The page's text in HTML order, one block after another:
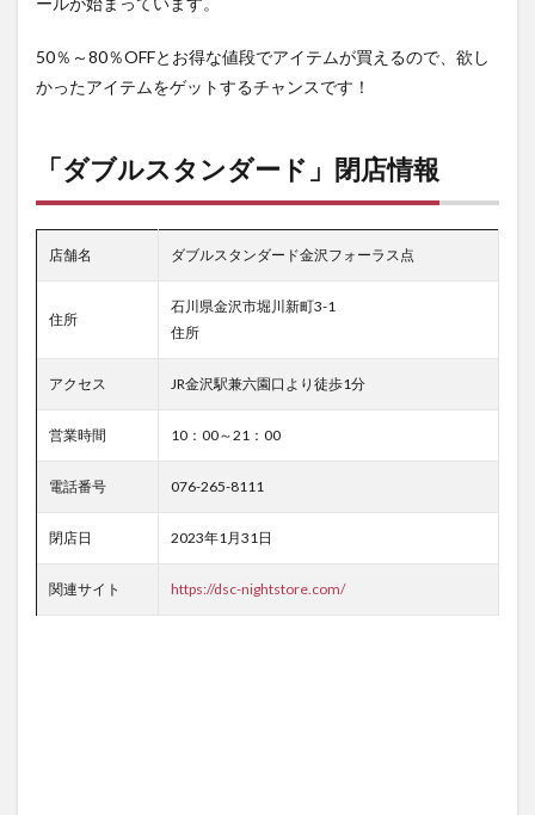
50％～80％OFFとお得な値段でアイテムが買えるので、欲し
かったアイテムをゲットするチャンスです！
「ダブルスタンダード」閉店情報
店舗名 ダブルスタンダード金沢フォーラス点
住所
石川県金沢市堀川新町3-1
住所
アクセス JR金沢駅兼六園口より徒歩1分
営業時間 10：00～21：00
電話番号 076-265-8111
閉店日 2023年1月31日
関連サイト https://dsc-nightstore.com/